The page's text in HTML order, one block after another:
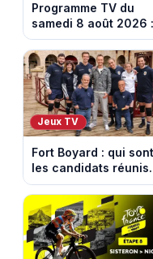
Programme TV du
samedi 8 août 2026 :
notre sélection pour
votre soirée télé
Jeux TV
Fort Boyard : qui sont
les candidats réunis
par Cyril Féraud ce
samedi 8 août 2026